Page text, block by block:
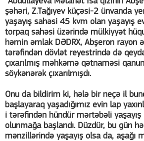
şəhəri, Z.Tağıyev küçəsi-2 ünvanda
yaşayış sahəsi 45 kvm olan yaşayış
torpaq sahəsi üzərində mülkiyyət
həmin əmlak DƏDRX, Abşeron rayon
tərəfindən dövlət reyestrində də qeydə
çıxarılmış məhkəmə qətnaməsi
söykənərək çıxarılmışdı.
Onu da bildirim ki, hələ bir neçə il
başlayaraq yaşadığımız evin lap
i tərəfindən hündür mərtəbəli yaşayış
olunmağa başlandı. Düzdür, bu gün
mənzillərində yaşayış olsa da, aşağı